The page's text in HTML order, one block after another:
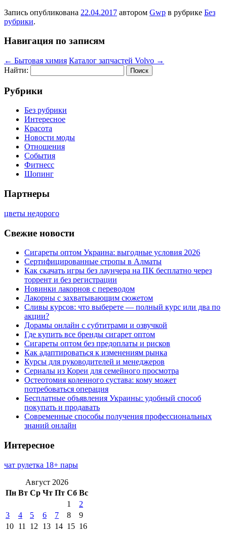
Запись опубликована 22.04.2017 автором Gwp в рубрике Без
рубрики.
Навигация по записям
← Бытовая химия Каталог запчастей Volvo →
Найти:
Рубрики
Без рубрики
Интересное
Красота
Новости моды
Отношения
События
Фитнесс
Шопинг
Партнеры
цветы недорого
Свежие новости
Сигареты оптом Украина: выгодные условия 2026
Сертифицированные стропы в Алматы
Как скачать игры без лаунчера на ПК бесплатно через
торрент и без регистрации
Новинки лакорнов с переводом
Лакорны с захватывающим сюжетом
Сливы курсов: что выберете — полный курс или два по
акции?
Дорамы онлайн с субтитрами и озвучкой
Где купить все бренды сигарет оптом
Сигареты оптом без предоплаты и рисков
Как адаптироваться к изменениям рынка
Курсы для руководителей и менеджеров
Сериалы из Кореи для семейного просмотра
Остеотомия коленного сустава: кому может
потребоваться операция
Бесплатные объявления Украины: удобный способ
покупать и продавать
Современные способы получения профессиональных
знаний онлайн
Интересное
чат рулетка 18+ пары
Август 2026
Пн Вт Ср Чт Пт Сб Вс
1
2
3
4 5 6 7 8
9
10 11 12 13 14 15 16